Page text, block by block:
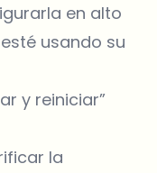
en alto
usando su
y reiniciar”
la